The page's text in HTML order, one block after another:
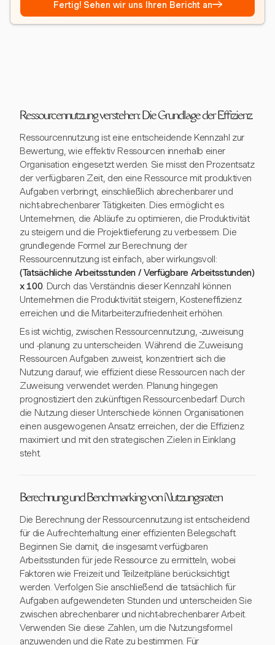
Fertig! Sehen wir uns Ihren Bericht an→
Ressourcennutzung verstehen: Die Grundlage der Effizienz
Ressourcennutzung ist eine entscheidende Kennzahl zur
Bewertung, wie effektiv Ressourcen innerhalb einer
Organisation eingesetzt werden. Sie misst den Prozentsatz
der verfügbaren Zeit, den eine Ressource mit produktiven
Aufgaben verbringt, einschließlich abrechenbarer und
nicht-abrechenbarer Tätigkeiten. Dies ermöglicht es
Unternehmen, die Abläufe zu optimieren, die Produktivität
zu steigern und die Projektlieferung zu verbessern. Die
grundlegende Formel zur Berechnung der
Ressourcennutzung ist einfach, aber wirkungsvoll:
(Tatsächliche Arbeitsstunden / Verfügbare Arbeitsstunden)
x 100. Durch das Verständnis dieser Kennzahl können
Unternehmen die Produktivität steigern, Kosteneffizienz
erreichen und die Mitarbeiterzufriedenheit erhöhen.
Es ist wichtig, zwischen Ressourcennutzung, -zuweisung
und -planung zu unterscheiden. Während die Zuweisung
Ressourcen Aufgaben zuweist, konzentriert sich die
Nutzung darauf, wie effizient diese Ressourcen nach der
Zuweisung verwendet werden. Planung hingegen
prognostiziert den zukünftigen Ressourcenbedarf. Durch
die Nutzung dieser Unterschiede können Organisationen
einen ausgewogenen Ansatz erreichen, der die Effizienz
maximiert und mit den strategischen Zielen in Einklang
steht.
Berechnung und Benchmarking von Nutzungsraten
Die Berechnung der Ressourcennutzung ist entscheidend
für die Aufrechterhaltung einer effizienten Belegschaft.
Beginnen Sie damit, die insgesamt verfügbaren
Arbeitsstunden für jede Ressource zu ermitteln, wobei
Faktoren wie Freizeit und Teilzeitpläne berücksichtigt
werden. Verfolgen Sie anschließend die tatsächlich für
Aufgaben aufgewendeten Stunden und unterscheiden Sie
zwischen abrechenbarer und nicht-abrechenbarer Arbeit.
Verwenden Sie diese Zahlen, um die Nutzungsformel
anzuwenden und die Rate zu bestimmen. Für